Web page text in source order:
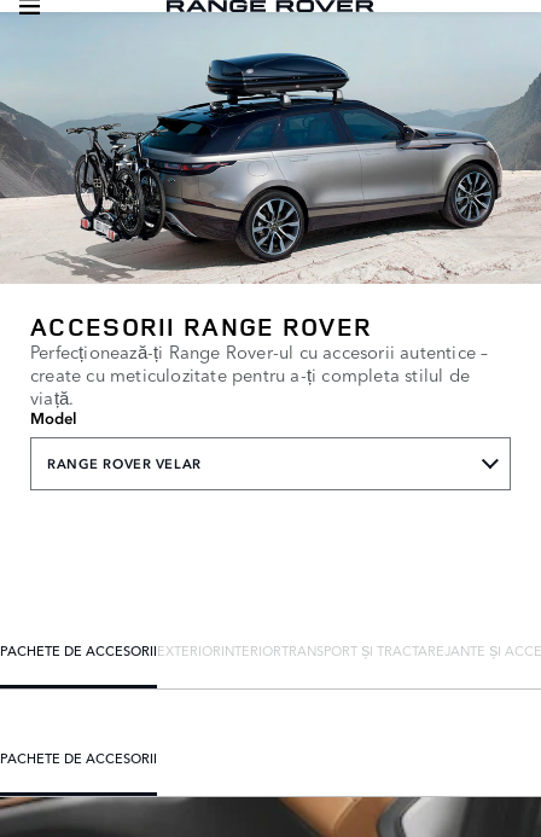
ACCESORII RANGE ROVER
Perfecționează-ți Range Rover-ul cu accesorii autentice –
create cu meticulozitate pentru a-ți completa stilul de
viață.
Model
RANGE ROVER VELAR
PACHETE DE ACCESORIIEXTERIORINTERIORTRANSPORT ȘI TRACTAREJANTE ȘI
PACHETE DE ACCESORII